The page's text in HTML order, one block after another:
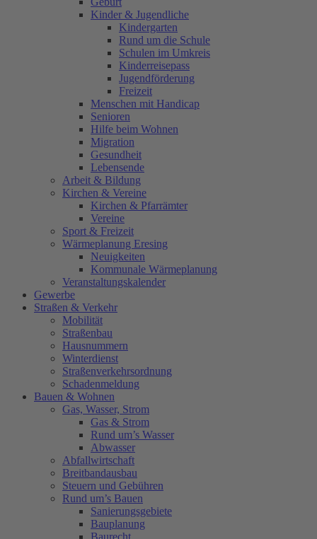
Kinder & Jugendliche
Kindergarten
Rund um die Schule
Schulen im Umkreis
Kinderreisepass
Jugendförderung
Freizeit
Menschen mit Handicap
Senioren
Hilfe beim Wohnen
Migration
Gesundheit
Lebensende
Arbeit & Bildung
Kirchen & Vereine
Kirchen & Pfarrämter
Vereine
Sport & Freizeit
Wärmeplanung Eresing
Neuigkeiten
Kommunale Wärmeplanung
Veranstaltungskalender
Gewerbe
Straßen & Verkehr
Mobilität
Straßenbau
Hausnummern
Winterdienst
Straßenverkehrsordnung
Schadenmeldung
Bauen & Wohnen
Gas, Wasser, Strom
Gas & Strom
Rund um’s Wasser
Abwasser
Abfallwirtschaft
Breitbandausbau
Steuern und Gebühren
Rund um’s Bauen
Sanierungsgebiete
Bauplanung
Baurecht